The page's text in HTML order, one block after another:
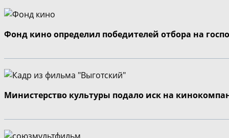
Фонд кино определил победителей отбора на
Министерство культуры подало иск на